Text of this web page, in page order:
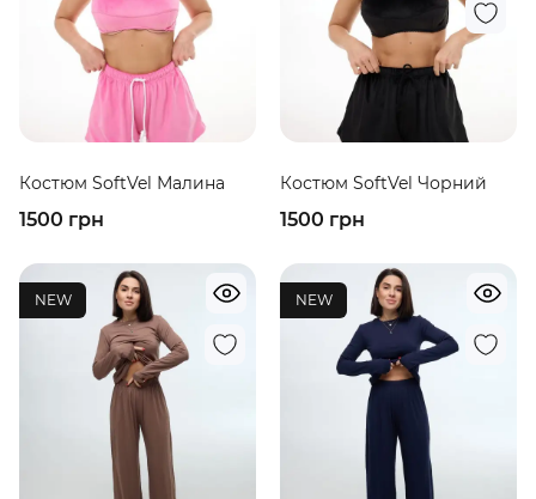
Костюм SoftVel Малина
1500 грн
Костюм SoftVel Чорний
1500 грн
NEW NEW